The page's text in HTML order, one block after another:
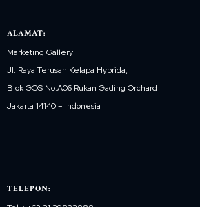
ALAMAT:
Marketing Gallery
Jl. Raya Terusan Kelapa Hybrida,
Blok GOS No.A06 Rukan Gading Orchard
Jakarta 14140 – Indonesia
TELEPON: